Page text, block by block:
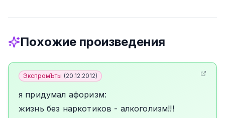
Похожие произведения
ЭкспромЪты (20.12.2012)
я придумал афоризм:
жизнь без наркотиков - алкоголизм!!!